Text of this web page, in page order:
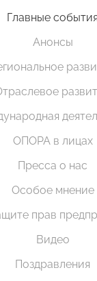
Главные события
Анонсы
ОПОРА в лицах
Пресса о нас
Особое мнение
прав
Видео
Поздравления